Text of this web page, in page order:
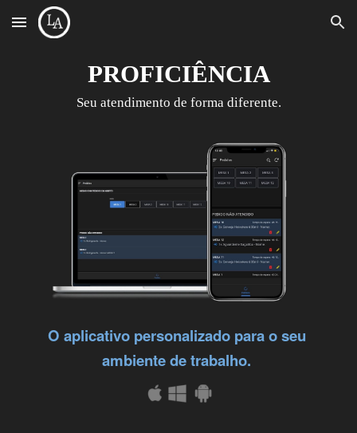
Skip to main content Skip to navigation
PROFICIÊNCIA
Seu atendimento de forma diferente.
O aplicativo personalizado para o seu
ambiente de trabalho.